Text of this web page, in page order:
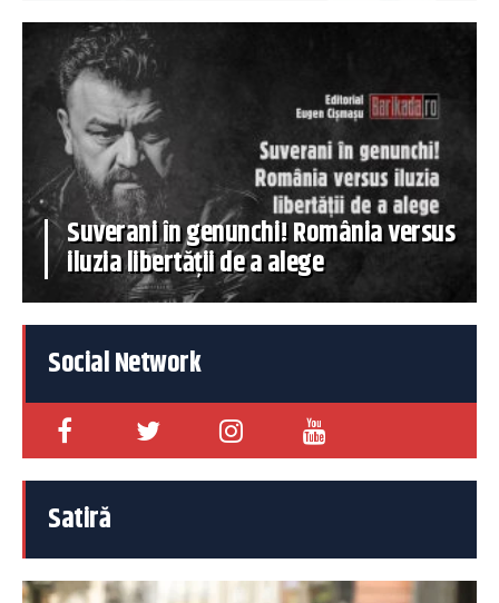
Suverani în genunchi! România versus
iluzia libertății de a alege
Social Network
Satiră